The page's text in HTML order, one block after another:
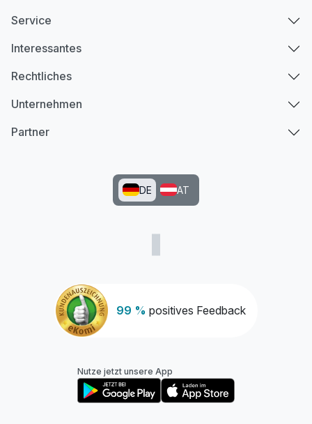
99 % positives Feedback
Service
Interessantes
Rechtliches
Unternehmen
Partner
DE AT
Nutze jetzt unsere App